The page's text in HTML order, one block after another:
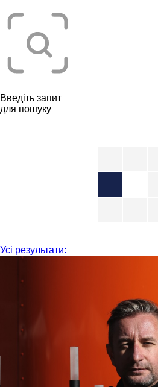
Введіть запит
для пошуку
Усі результати: